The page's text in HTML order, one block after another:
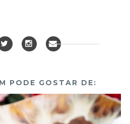
PODE GOSTAR DE: